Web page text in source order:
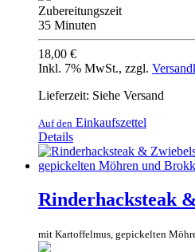
Zubereitungszeit
35 Minuten
18,00 €
Inkl. 7% MwSt., zzgl.
Lieferzeit: Siehe Versand
Auf den Einkaufszettel
Details
Rinderhacksteak
mit Kartoffelmus, gepickelten